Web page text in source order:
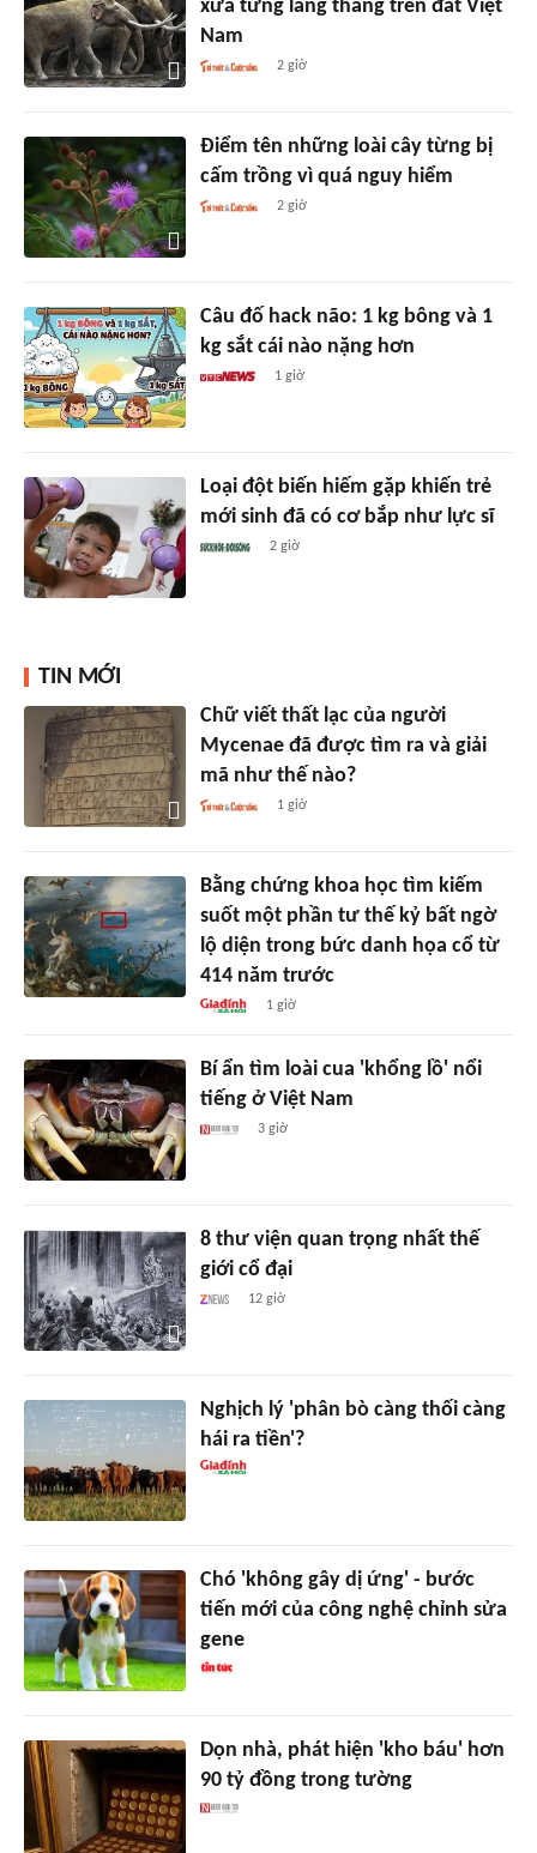
xưa từng lang thang trên đất Việt
Nam
2 giờ
Điểm tên những loài cây từng bị
cấm trồng vì quá nguy hiểm
2 giờ
Câu đố hack não: 1 kg bông và 1
kg sắt cái nào nặng hơn
1 giờ
Loại đột biến hiếm gặp khiến trẻ
mới sinh đã có cơ bắp như lực sĩ
2 giờ
TIN MỚI
Chữ viết thất lạc của người
Mycenae đã được tìm ra và giải
mã như thế nào?
1 giờ
Bằng chứng khoa học tìm kiếm
suốt một phần tư thế kỷ bất ngờ
lộ diện trong bức danh họa cổ từ
414 năm trước
1 giờ
Bí ẩn tìm loài cua 'khổng lồ' nổi
tiếng ở Việt Nam
3 giờ
8 thư viện quan trọng nhất thế
giới cổ đại
12 giờ
Nghịch lý 'phân bò càng thối càng
hái ra tiền'?
Chó 'không gây dị ứng' - bước
tiến mới của công nghệ chỉnh sửa
gene
Dọn nhà, phát hiện 'kho báu' hơn
90 tỷ đồng trong tường